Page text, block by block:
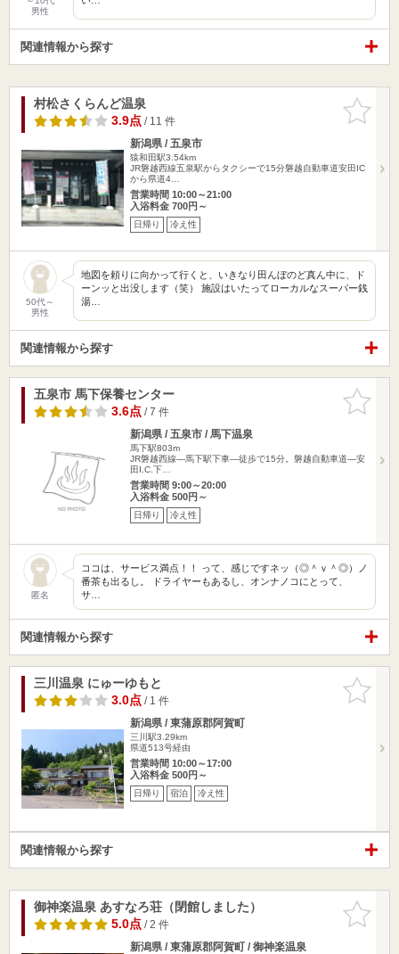
男性
関連情報から探す
お気に入
りに追加
村松さくらんど温泉
3.9点/ 11 件
新潟県 / 五泉市
猿和田駅3.54km
JR磐越西線五泉駅からタクシーで15分磐越自動車道安田IC
から県道4…
営業時間 10:00～21:00
入浴料金 700円～
日帰り 冷え性
50代～
男性
地図を頼りに向かって行くと、いきなり田んぼのど真ん中に、ド
ーンッと出没します（笑） 施設はいたってローカルなスーパー銭
湯…
関連情報から探す
お気に入
りに追加
五泉市 馬下保養センター
3.6点/ 7 件
新潟県 / 五泉市 / 馬下温泉
馬下駅803m
JR磐越西線―馬下駅下車―徒歩で15分。磐越自動車道―安
田I.C.下…
営業時間 9:00～20:00
入浴料金 500円～
日帰り 冷え性
匿名
ココは、サービス満点！！ って、感じですネッ（◎＾ｖ＾◎）ノ
番茶も出るし。 ドライヤーもあるし、オンナノコにとって、
サ…
関連情報から探す
お気に入
りに追加
三川温泉 にゅーゆもと
3.0点/ 1 件
新潟県 / 東蒲原郡阿賀町
三川駅3.29km
県道513号経由
営業時間 10:00～17:00
入浴料金 500円～
日帰り 宿泊 冷え性
関連情報から探す
お気に入
りに追加
御神楽温泉 あすなろ荘（閉館しました）
5.0点/ 2 件
新潟県 / 東蒲原郡阿賀町 / 御神楽温泉